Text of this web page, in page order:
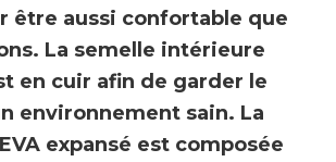
être aussi confortable que
. La semelle intérieure
en cuir afin de garder le
environnement sain. La
expansé est composée